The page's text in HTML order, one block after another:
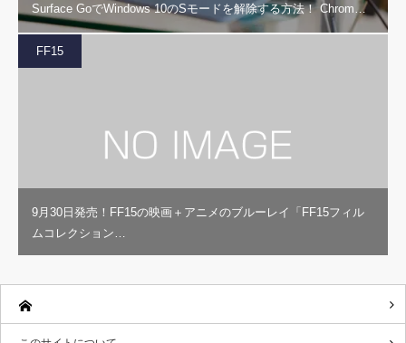
Surface GoでWindows 10のSモードを解除する方法！ Chrom…
FF15
9月30日発売！FF15の映画＋アニメのブルーレイ「FF15フィル
ムコレクション…